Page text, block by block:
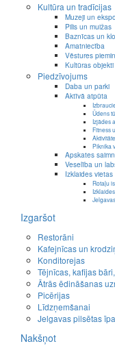
Kultūra un tradīcijas
Muzeji un
Pilis un muižas
Baznīcas un
Amatniecība
Vēstures
Kultūras objekti
Piedzīvojums
Daba un parki
Aktīvā atpūta
Ūdens
Izjādes
Fitness
Piknika
Apskates
Veselība un
Izklaides vietas
Rotaļu
Izgaršot
Restorāni
Kafejnīcas un
Konditorejas
Tējnīcas, kafijas
Ātrās ēdināšanas
Picērijas
Līdzņemšanai
Jelgavas pilsētas
Nakšņot